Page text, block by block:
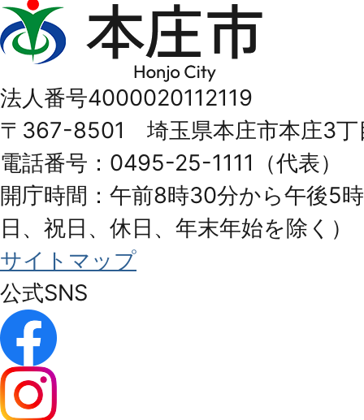
本
庄
Honjo
City
法人番号4000020112119
〒367-8501 埼玉県本庄市本庄3丁
電話番号：0495-25-1111（代表）
開庁時間：午前8時30分から午後5
日、祝日、休日、年末年始を除く）
サイトマップ
公式SNS